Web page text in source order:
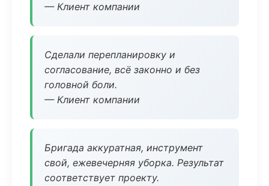
— Клиент компании
Сделали перепланировку и
согласование, всё законно и без
головной боли.
— Клиент компании
Бригада аккуратная, инструмент
свой, ежевечерняя уборка. Результат
соответствует проекту.